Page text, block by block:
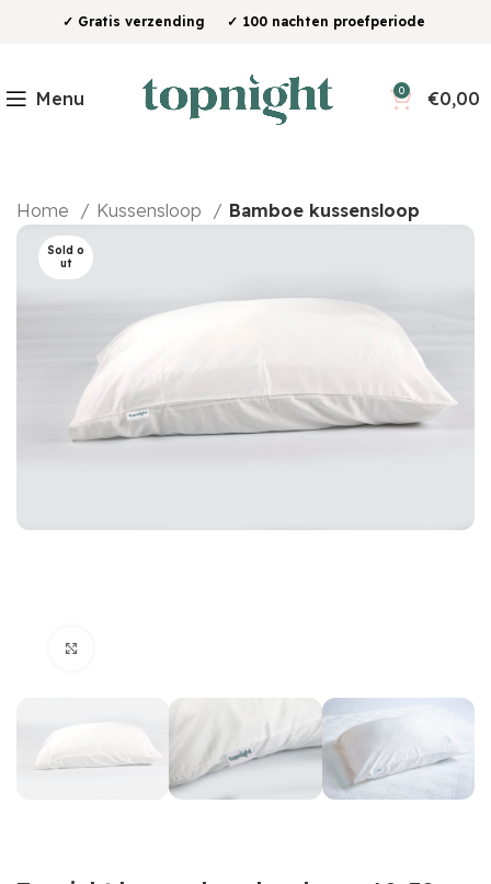
✓ Gratis verzending ✓ 100 nachten proefperiode
Menu 0 €0,00
Home Kussensloop Bamboe kussensloop
Sold o
ut